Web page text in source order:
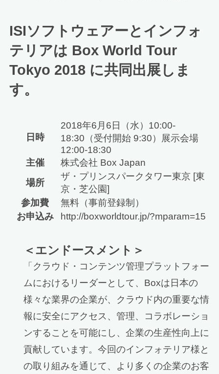
ISIソフトウェアーとインフォ
テリアは Box World Tour
Tokyo 2018 に共同出展しま
す。
日時
2018年6月6日（水）10:00-
18:30（受付開始 9:30）展示会場
12:00-18:30
主催
株式会社 Box Japan
場所
ザ・プリンスパークタワー東京 [東
京・芝公園]
参加費
無料（事前登録制）
お申込み
http://boxworldtour.jp/?mparam=15
＜エンドースメント＞
「クラウド・コンテンツ管理プラットフォー
ムにおけるリーダーとして、Boxは日本の
様々な業界の企業が、クラウド内の重要な情
報に安全にアクセス、管理、コラボレーショ
ンすることを可能にし、企業の生産性向上に
貢献しています。今回のインフォテリア様と
の取り組みを通じて、より多くの企業のお客